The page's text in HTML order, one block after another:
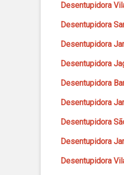
Desentupidora
Desentupidora
Desentupidora
Desentupidora
Desentupidora
Desentupidora
Desentupidora
Desentupidora
Desentupidora